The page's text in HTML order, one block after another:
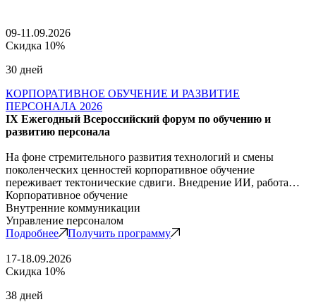
09-11.09.2026
Скидка 10%
30 дней
КОРПОРАТИВНОЕ ОБУЧЕНИЕ И РАЗВИТИЕ
ПЕРСОНАЛА 2026
IX Ежегодный Всероссийский форум по обучению и
развитию персонала
На фоне стремительного развития технологий и смены
поколенческих ценностей корпоративное обучение
переживает тектонические сдвиги. Внедрение ИИ, работа…
Корпоративное обучение
Внутренние коммуникации
Управление персоналом
Подробнее
Получить программу
17-18.09.2026
Скидка 10%
38 дней